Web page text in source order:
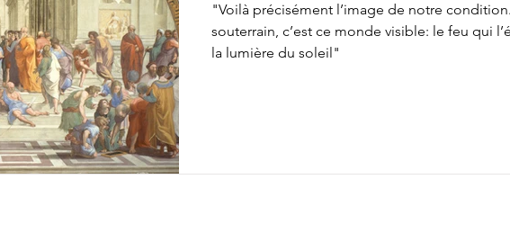
"Voilà précisément l’image de notre condition.
souterrain, c’est ce monde visible: le feu qui
la lumière du soleil"